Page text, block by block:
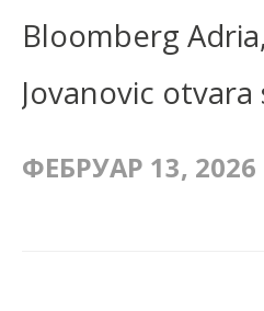
Bloomberg
Jovanovic
ФЕБРУАР 13, 2026